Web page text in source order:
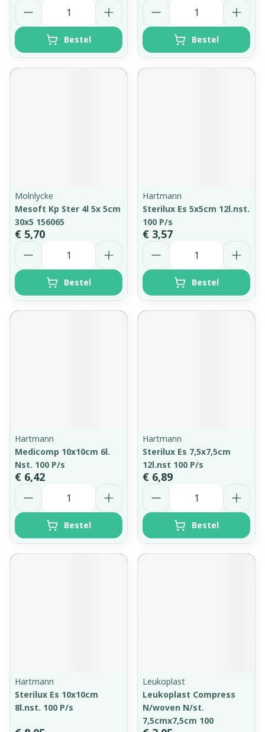
Aantal
Bestel
Aantal
Bestel
Molnlycke
Mesoft Kp Ster 4l 5x 5cm
30x5 156065
€ 5,70
Aantal
Bestel
Hartmann
Sterilux Es 5x5cm 12l.nst.
100 P/s
€ 3,57
Aantal
Bestel
Hartmann
Medicomp 10x10cm 6l.
Nst. 100 P/s
€ 6,42
Aantal
Bestel
Hartmann
Sterilux Es 7,5x7,5cm
12l.nst 100 P/s
€ 6,89
Aantal
Bestel
Hartmann
Sterilux Es 10x10cm
8l.nst. 100 P/s
Leukoplast
Leukoplast Compress
N/woven N/st.
7,5cmx7,5cm 100